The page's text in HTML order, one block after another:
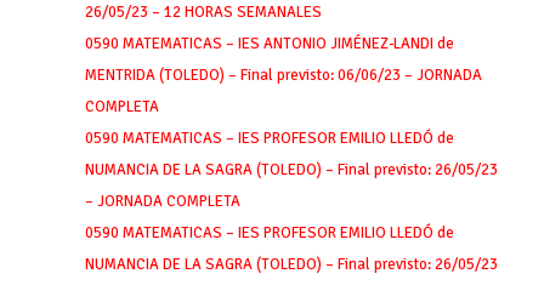
26/05/23 – 12 HORAS SEMANALES
0590 MATEMATICAS – IES ANTONIO JIMÉNEZ-LANDI de
MENTRIDA (TOLEDO) – Final previsto: 06/06/23 – JORNADA
COMPLETA
0590 MATEMATICAS – IES PROFESOR EMILIO LLEDÓ de
NUMANCIA DE LA SAGRA (TOLEDO) – Final previsto: 26/05/23
– JORNADA COMPLETA
0590 MATEMATICAS – IES PROFESOR EMILIO LLEDÓ de
NUMANCIA DE LA SAGRA (TOLEDO) – Final previsto: 26/05/23